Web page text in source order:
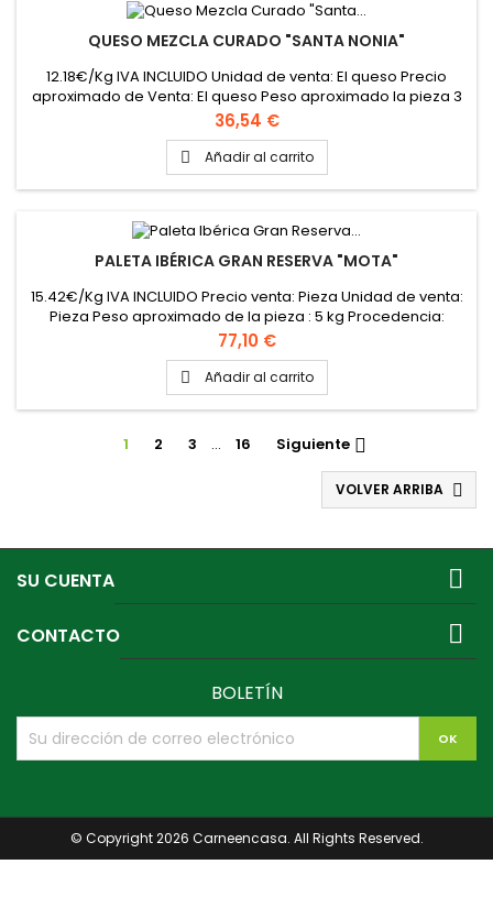
QUESO MEZCLA CURADO "SANTA NONIA"
12.18€/Kg IVA INCLUIDO Unidad de venta: El queso Precio
aproximado de Venta: El queso Peso aproximado la pieza 3
kg Formato caja:2 quesos Leche: Vaca, oveja y cabra
Procedencia: León
Precio
36,54 €
 Añadir al carrito
PALETA IBÉRICA GRAN RESERVA "MOTA"
15.42€/Kg IVA INCLUIDO Precio venta: Pieza Unidad de venta:
Pieza Peso aproximado de la pieza : 5 kg Procedencia:
Cabeza la vaca (Extremadura)
Precio
77,10 €
 Añadir al carrito
1 2 3 … 16 Siguiente 
VOLVER ARRIBA 
SU CUENTA 
CONTACTO 
BOLETÍN
© Copyright 2026 Carneencasa. All Rights Reserved.